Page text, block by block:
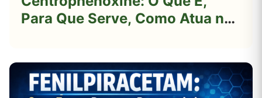
Para Que Serve, Como Atua no
Envelhecimento Neural